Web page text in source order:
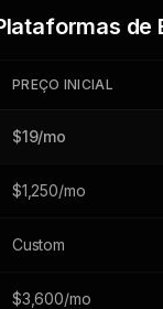
de
PREÇO INICIAL
$19/mo
$1,250/mo
Custom
$3,600/mo